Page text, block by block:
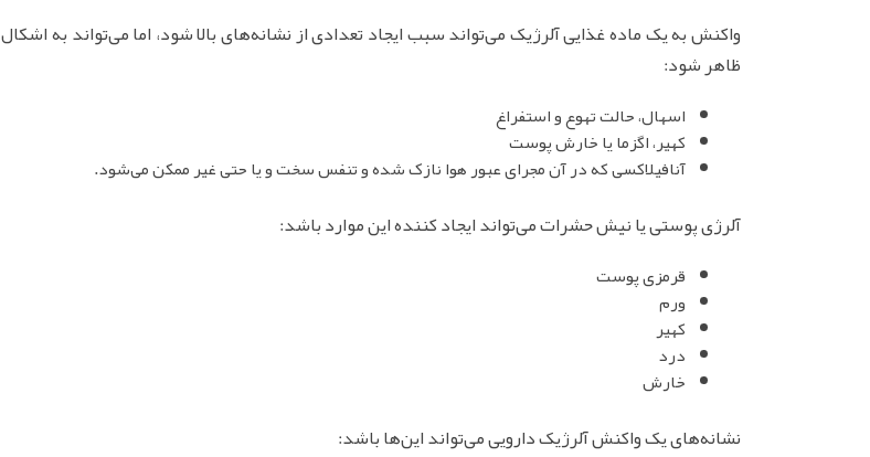
واکنش به یک ماده غذایی آلرژیک می‌تواند سبب ایجاد تعدادی از نشانه‌های بالا شود، اما می‌تواند به
ظاهر شود:
اسهال، حالت تهوع و استفراغ
کهیر، اگزما یا خارش پوست
آنافیلاکسی که در آن مجرای عبور هوا نازک شده و تنفس سخت و یا حتی غیر ممکن می‌شود.
آلرژی پوستی یا نیش حشرات می‌تواند ایجاد کننده این موارد باشد:
قرمزی پوست
ورم
کهیر
درد
خارش
نشانه‌های یک واکنش آلرژیک دارویی می‌تواند این‌ها باشد: